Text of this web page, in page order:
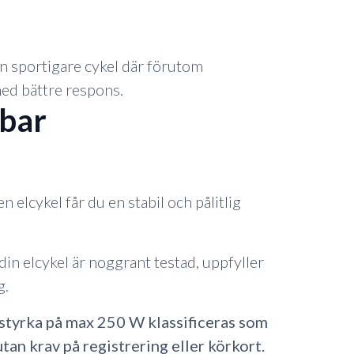
sportigare cykel där förutom
bättre respons.
elcykel får du en stabil och pålitlig
elcykel är noggrant testad, uppfyller
på max 250 W klassificeras som
krav på registrering eller körkort.